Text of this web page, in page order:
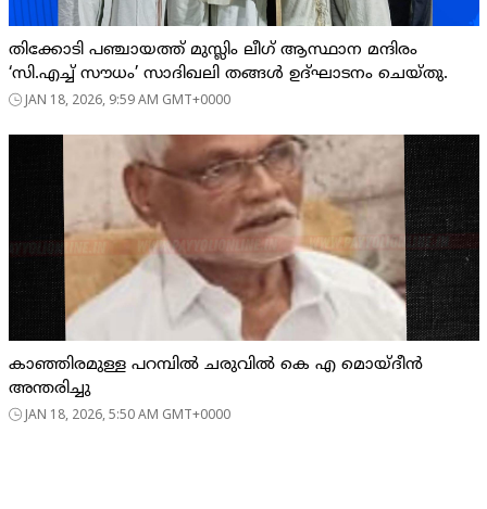
തിക്കോടി പഞ്ചായത്ത് മുസ്ലിം ലീഗ് ആസ്ഥാന മന്ദിരം
‘സി.എച്ച് സൗധം’ സാദിഖലി തങ്ങൾ ഉദ്ഘാടനം ചെയ്തു.
JAN 18, 2026, 9:59 AM GMT+0000
കാഞ്ഞിരമുള്ള പറമ്പിൽ ചരുവിൽ കെ എ മൊയ്‌ദീൻ
അന്തരിച്ചു
JAN 18, 2026, 5:50 AM GMT+0000